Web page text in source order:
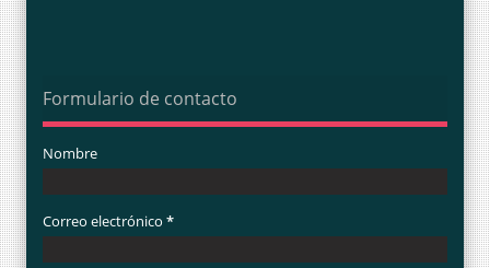
Formulario de contacto
Nombre
Correo electrónico *